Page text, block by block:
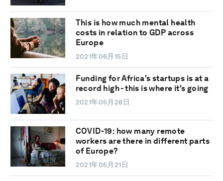
This is how much mental health
costs in relation to GDP across
Europe
2021年06月15日
Funding for Africa's startups is at a
record high - this is where it's going
2021年05月28日
COVID-19: how many remote
workers are there in different parts
of Europe?
2021年05月21日